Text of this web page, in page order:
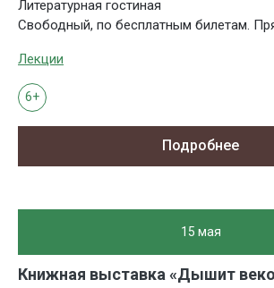
Литературная гостиная
Свободный, по бесплатным билетам.
Лекции
6+
Подробнее
15 мая
Книжная выставка «Дышит